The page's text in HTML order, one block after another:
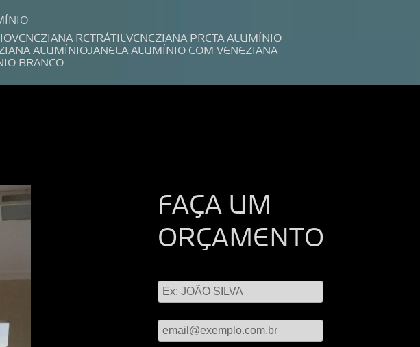
VENEZIANA RETRÁTIL VENEZIANA PRETA ALUMÍNIO
ALUMÍNIO JANELA ALUMÍNIO COM VENEZIANA
BRANCO
FAÇA UM
ORÇAMENTO